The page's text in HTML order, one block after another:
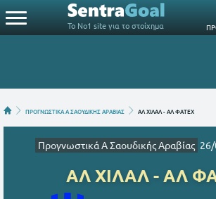
Το Νο1 site για το στοίχημα
ΠΡΟΓΝΩΣΤΙΚΑ A ΣΑΟΥΔΙΚΗΣ ΑΡΑΒΙΑΣ ΑΛ ΧΙΛΑΛ - ΑΛ ΦΑΤΕΧ
Προγνωστικά A Σαουδικής Αραβίας
ΑΛ ΧΙΛΑΛ - ΑΛ